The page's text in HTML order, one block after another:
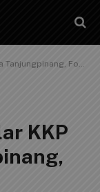
Kepemimpinan Strategis
KKP